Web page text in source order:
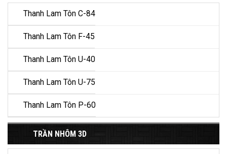
Thanh Lam Tôn C-84
Thanh Lam Tôn F-45
Thanh Lam Tôn U-40
Thanh Lam Tôn U-75
Thanh Lam Tôn P-60
TRẦN NHÔM 3D